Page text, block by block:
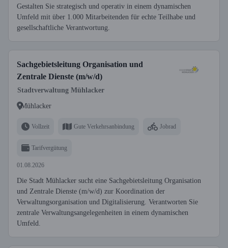
Gestalten Sie strategisch und operativ in einem dynamischen
Umfeld mit über 1.000 Mitarbeitenden für echte Teilhabe und
gesellschaftliche Verantwortung.
Sachgebietsleitung Organisation und
Zentrale Dienste (m/w/d)
Stadtverwaltung Mühlacker
Mühlacker
Vollzeit Gute Verkehrsanbindung Jobrad
Tarifvergütung
01.08.2026
Die Stadt Mühlacker sucht eine Sachgebietsleitung Organisation
und Zentrale Dienste (m/w/d) zur Koordination der
Verwaltungsorganisation und Digitalisierung. Verantworten Sie
zentrale Verwaltungsangelegenheiten in einem dynamischen
Umfeld.